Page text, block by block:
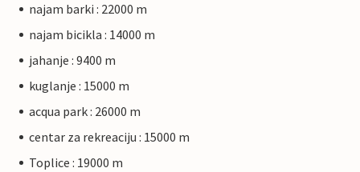
najam barki : 22000 m
najam bicikla : 14000 m
jahanje : 9400 m
kuglanje : 15000 m
acqua park : 26000 m
centar za rekreaciju : 15000 m
Toplice : 19000 m